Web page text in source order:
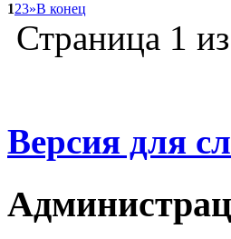
123»В конец
Страница 1
Версия для